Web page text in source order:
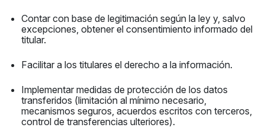
Contar con base de legitimación según la ley y, salvo
excepciones, obtener el consentimiento informado del
titular.
Facilitar a los titulares el derecho a la información.
Implementar medidas de protección de los datos
transferidos (limitación al mínimo necesario,
mecanismos seguros, acuerdos escritos con terceros,
control de transferencias ulteriores).